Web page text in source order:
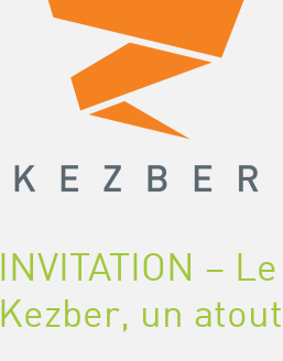
INVITATION –
Kezber, un